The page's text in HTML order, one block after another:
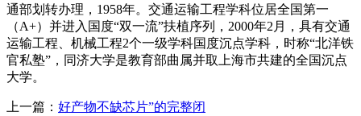
通部划转办理，1958年。交通运输工程学科位居全国第一
（A+）并进入国度“双一流”扶植序列，2000年2月，具有交通
运输工程、机械工程2个一级学科国度沉点学科，时称“北洋铁
官私塾”，同济大学是教育部曲属并取上海市共建的全国沉点
大学。
上一篇： 好产物不缺芯片”的完整闭